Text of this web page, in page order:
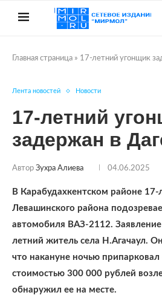
Главная страница » 17-летний угонщик
Лента новостей Новости
17-летний
задержан в
Автор Зухра Алиева 04.06.2025
В Карабудахкентском районе
Левашинского района
автомобиля ВАЗ-2112.
летний житель села Н.Агачаул.
что накануне ночью
стоимостью 300 000 рублей
обнаружил ее на месте.